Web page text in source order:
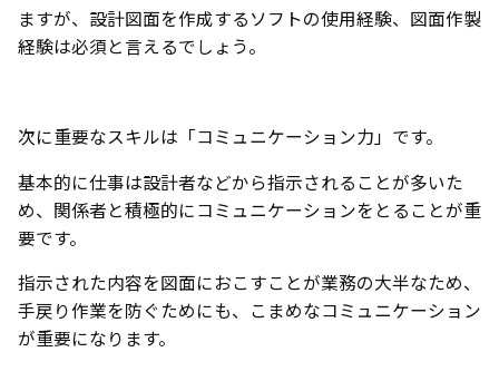
ますが、設計図面を作成するソフトの使用経験、図面作製
経験は必須と言えるでしょう。
次に重要なスキルは「コミュニケーション力」です。
基本的に仕事は設計者などから指示されることが多いた
め、関係者と積極的にコミュニケーションをとることが重
要です。
指示された内容を図面におこすことが業務の大半なため、
手戻り作業を防ぐためにも、こまめなコミュニケーション
が重要になります。